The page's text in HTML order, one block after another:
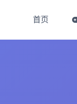
首页